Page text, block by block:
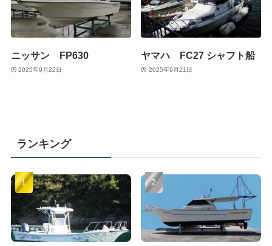
ニッサン FP630
2025年9月22日
ヤマハ FC27 シャフト船
2025年9月21日
ランキング